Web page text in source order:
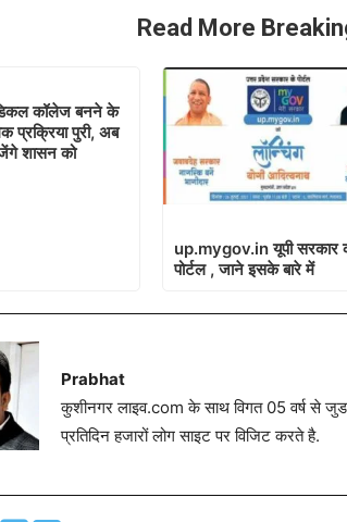
Read More
कॉलेज बनने के
प्रक्रिया पुरी, अब
शासन को
up.mygov.in यूपी सरकार
पोर्टल , जाने इसके बारे में
Prabhat
कुशीनगर लाइव.com के साथ विगत 05 वर्ष से
प्रतिदिन हजारों लोग साइट पर विजिट करते है.